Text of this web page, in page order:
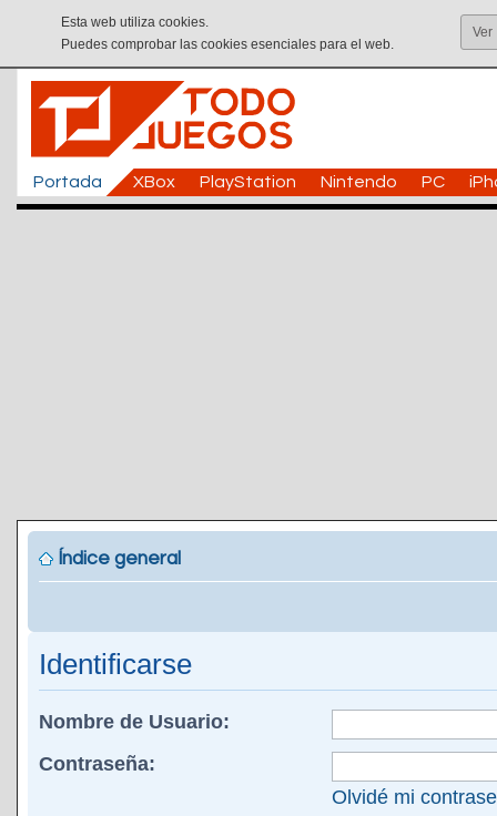
Esta web utiliza cookies.
Puedes comprobar las cookies esenciales para el web.
Ver
Portada XBox PlayStation Nintendo PC
Índice general
Identificarse
Nombre de Usuario:
Contraseña:
Olvidé mi